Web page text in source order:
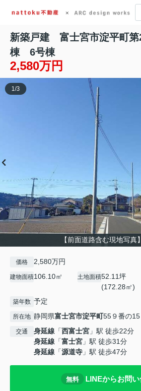
新築戸建 富士宮市淀平町
棟 6号棟
2,580万円
【前面道路含む現地写真
1/3
価格 2,580万円
建物面積106.10㎡ 土地面積52.11坪
(172.28㎡)
築年数 予定
所在地 静岡県富士宮市淀平町55９番の15
交通 身延線 「西富士宮 」駅 徒歩22分
身延線 「富士宮 」駅 徒歩31分
身延線 「源道寺 」駅 徒歩47分
無料 LINEからお問